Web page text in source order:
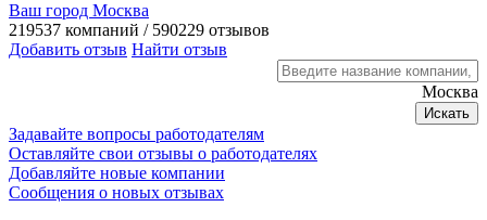
Ваш город Москва
219537 компаний / 590229 отзывов
Добавить отзыв Найти отзыв
Москва
Искать
Задавайте вопросы работодателям
Оставляйте свои отзывы о работодателях
Добавляйте новые компании
Сообщения о новых отзывах